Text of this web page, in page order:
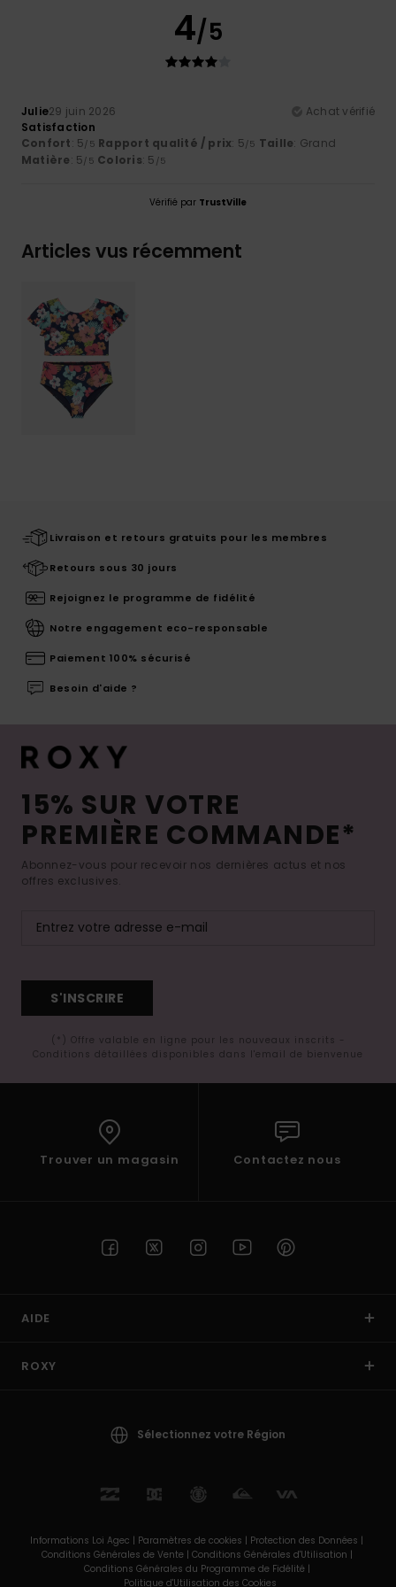
4/5
Julie29 juin 2026
Achat vérifié
Satisfaction
Confort: 5/5 Rapport qualité / prix: 5/5 Taille: Grand
Matière: 5/5 Coloris: 5 /5
Vérifié par TrustVille
Articles vus récemment
Livraison et retours gratuits pour les membres
Retours sous 30 jours
Rejoignez le programme de fidélité
Notre engagement eco-responsable
Paiement 100% sécurisé
Besoin d'aide ?
15% SUR VOTRE
PREMIÈRE COMMANDE*
Abonnez-vous pour recevoir nos dernières actus et nos
offres exclusives.
S'INSCRIRE
(*) Offre valable en ligne pour les nouveaux inscrits -
Conditions détaillées disponibles dans l'email de bienvenue
Trouver un magasin Contactez nous
AIDE
ROXY
Sélectionnez votre Région
Informations Loi Agec | Paramètres de cookies | Protection des Données |
Conditions Générales de Vente | Conditions Générales d'Utilisation |
Conditions Générales du Programme de Fidélité |
Politique d'Utilisation des Cookies